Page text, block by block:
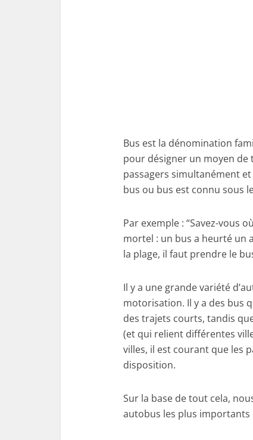
Bus est la dénomination
pour désigner un moyen
passagers simultanément
bus ou bus est connu sous
Par exemple : “Savez-vous
mortel : un bus a heurté un
la plage, il faut prendre le
Il y a une grande variété
motorisation. Il y a des bus
des trajets courts, tandis
(et qui relient différentes
villes, il est courant que les
disposition.
Sur la base de tout cela,
autobus les plus importants